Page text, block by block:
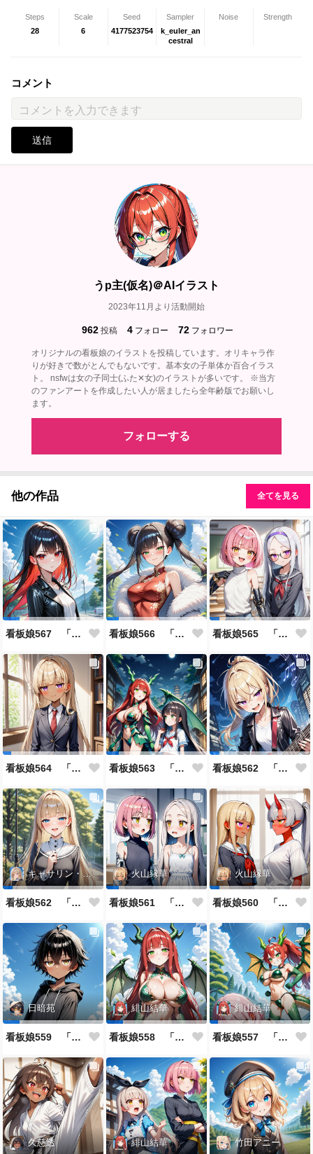
Steps
28
Scale
6
Seed
4177523754
Sampler
k_euler_an
cestral
Noise Strength
コメント
送信
うp主(仮名)＠AIイラスト
2023年11月より活動開始
962 投稿 4 フォロー 72 フォロワー
オリジナルの看板娘のイラストを投稿しています。オリキャラ作
りが好きで数がとんでもないです。基本女の子単体か百合イラス
ト。 nsfwは女の子同士(ふた✕女)のイラストが多いです。 ※当方
のファンアートを作成したい人が居ましたら全年齢版でお願いし
ます。
フォローする
他の作品 全てを見る
看板娘567 「雪村恋のよもやま話」 看板娘566 「ナンシー・ツァオのよもやま話」 看板娘565 「銀一族」
看板娘564 「ジェルマ・レスポストン・八百のよもやま話」 看板娘563 「騒ぎの終わり」 看板娘562 「八木沼千絵のよもやま話」
キャサリン・アストリー
看板娘562 「キャサリン・アストリーのよもやま話」
火山縁華
看板娘561 「火山一族」
火山縁華
看板娘560 「緋山一族」
日暗苑
看板娘559 「日暗苑のよもやま話」
緋山結華
看板娘558 「緋山結華」キャラクター紹介
緋山結華
看板娘557 「其々の再会」
久慈透 緋山結華 竹田アニー